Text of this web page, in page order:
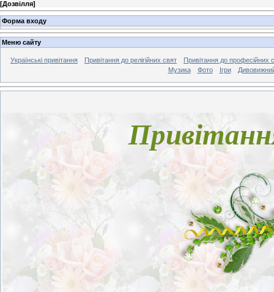
[Дозвілля]
Форма входу
Меню сайту
Українські привітання Привітання до релігійних свят
Привітання до професійних
Музика
Фото Ігри